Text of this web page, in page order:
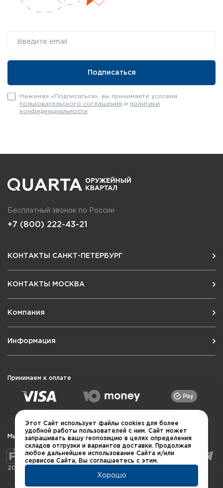
Нажимая «Подписаться», вы принимаете условия
пользовательского соглашения и политики
конфиденциальности
Бесплатный звонок по России
+7 (800) 222-43-21
КОНТАКТЫ САНКТ-ПЕТЕРБУРГ
КОНТАКТЫ МОСКВА
Компания
Информация
Принимаем к оплате
Мы в социальных сетях
2026 © QUARTA "Оружейный квартал"
Этот Сайт использует файлы cookies для более
удобной работы пользователей с ним. Сайт может
запрашивать вашу геопозицию в целях определения
складов отгрузки и вариантов доставки. Продолжая
любое дальнейшее использование Сайта и/или
сервисов Сайта, Вы соглашаетесь с этим.
Хорошо